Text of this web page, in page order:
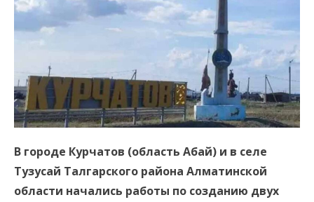
В городе Курчатов (область Абай) и в селе
Тузусай Талгарского района Алматинской
области начались работы по созданию двух